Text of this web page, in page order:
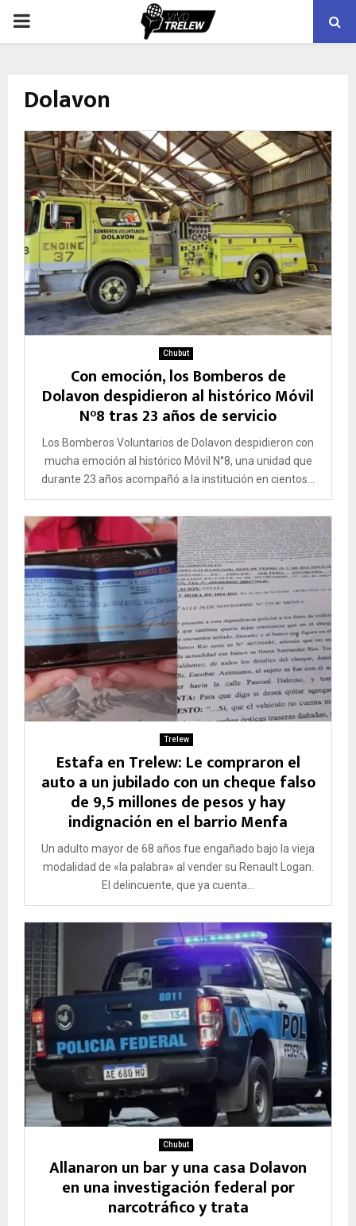
PRIMARY
Dolavon
Chubut
Con emoción, los Bomberos de
Dolavon despidieron al histórico Móvil
N°8 tras 23 años de servicio
Los Bomberos Voluntarios de Dolavon despidieron con
mucha emoción al histórico Móvil N°8, una unidad que
durante 23 años acompañó a la institución en cientos...
Trelew
Estafa en Trelew: Le compraron el
auto a un jubilado con un cheque falso
de 9,5 millones de pesos y hay
indignación en el barrio Menfa
Un adulto mayor de 68 años fue engañado bajo la vieja
modalidad de «la palabra» al vender su Renault Logan.
El delincuente, que ya cuenta...
Chubut
Allanaron un bar y una casa Dolavon
en una investigación federal por
narcotráfico y trata